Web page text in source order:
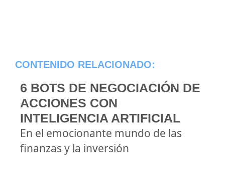
CONTENIDO RELACIONADO:
6 BOTS DE NEGOCIACIÓN DE
ACCIONES CON
INTELIGENCIA ARTIFICIAL
En el emocionante mundo de las
finanzas y la inversión